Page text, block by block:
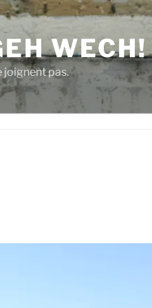
WECH!
joignent pas.